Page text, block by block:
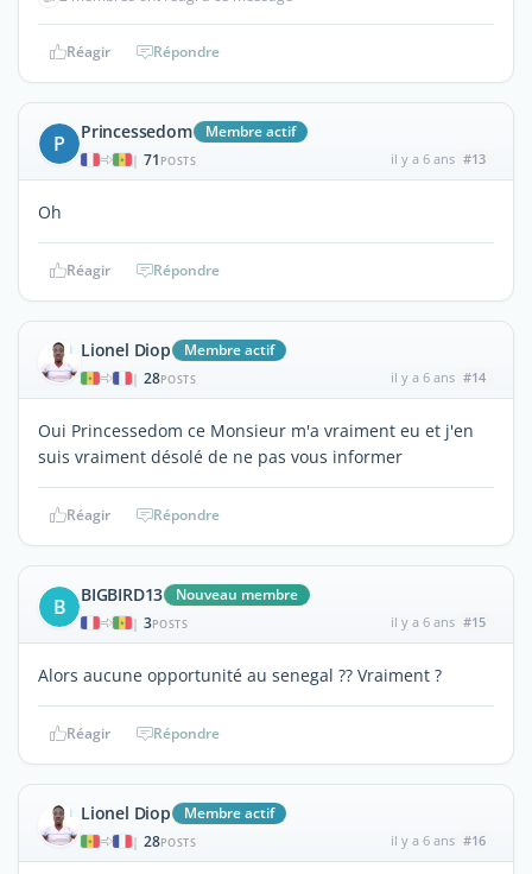
Réagir Répondre
P Princessedom Membre actif
| 71 POSTS il y a 6 ans #13
Oh
Réagir Répondre
Lionel Diop Membre actif
| 28POSTS il y a 6 ans #14
Oui Princessedom ce Monsieur m'a vraiment eu et j'en
suis vraiment désolé de ne pas vous informer
Réagir Répondre
B BIGBIRD13 Nouveau membre
| 3POSTS il y a 6 ans #15
Alors aucune opportunité au senegal ?? Vraiment ?
Réagir Répondre
Lionel Diop Membre actif
| 28POSTS il y a 6 ans #16